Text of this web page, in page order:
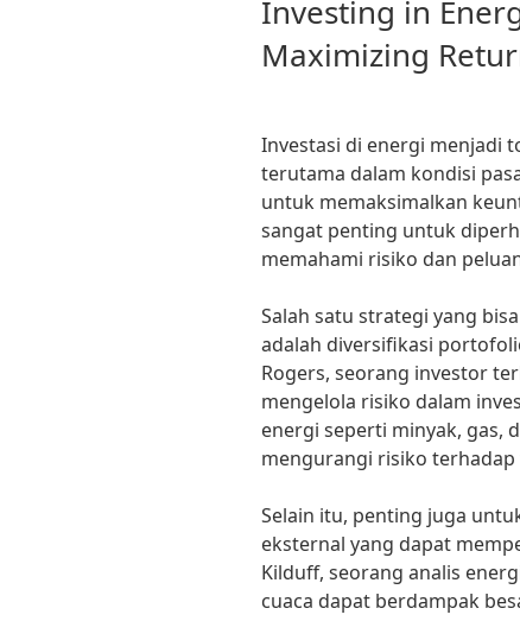
Investing in
Maximizing
Investasi di energi menjadi
terutama dalam kondisi
untuk memaksimalkan
sangat penting untuk
memahami risiko dan
Salah satu strategi yang
adalah diversifikasi
Rogers, seorang investor
mengelola risiko dalam
energi seperti minyak, gas,
mengurangi risiko
Selain itu, penting juga
eksternal yang dapat
Kilduff, seorang analis
cuaca dapat berdampak